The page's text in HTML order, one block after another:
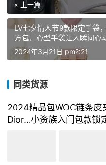
« 上一篇
LV七夕情人节9款限定手袋
方包、心型手袋让人瞬间心
2024年3月21日 pm2:21
同类货源
2024精品包WOC链条皮
Dior…小资族入门包款锁